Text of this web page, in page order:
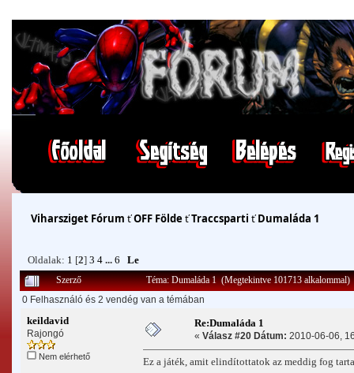
Viharsziget Fórum ťOFF FöldeťTraccsparti ťDumaláda 1
Oldalak: 1 [2] 3 4 ... 6 Le
Szerző
Téma: Dumaláda 1 (Megtekintve 101713 alkalommal)
0 Felhasználó és 2 vendég van a témában
keildavid
Rajongó
Nem elérhető
Re:Dumaláda 1
« Válasz #20 Dátum: 2010-06-06,
Ez a játék, amit elindítottatok az meddig fog